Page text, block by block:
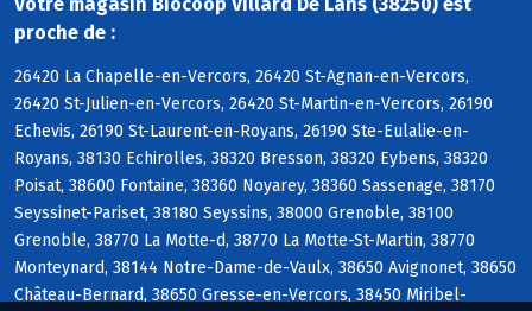
Votre magasin Biocoop Villard De Lans (38250) est
proche de :
26420 La Chapelle-en-Vercors, 26420 St-Agnan-en-Vercors,
26420 St-Julien-en-Vercors, 26420 St-Martin-en-Vercors, 26190
Echevis, 26190 St-Laurent-en-Royans, 26190 Ste-Eulalie-en-
Royans, 38130 Echirolles, 38320 Bresson, 38320 Eybens, 38320
Poisat, 38600 Fontaine, 38360 Noyarey, 38360 Sassenage, 38170
Seyssinet-Pariset, 38180 Seyssins, 38000 Grenoble, 38100
Grenoble, 38770 La Motte-d, 38770 La Motte-St-Martin, 38770
Monteynard, 38144 Notre-Dame-de-Vaulx, 38650 Avignonet, 38650
Château-Bernard, 38650 Gresse-en-Vercors, 38450 Miribel-